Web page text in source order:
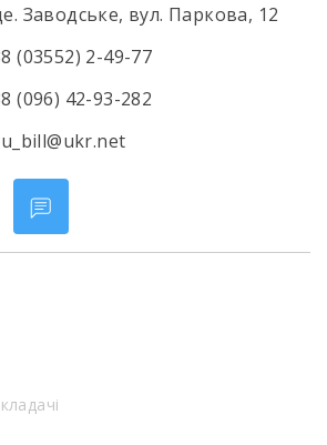
Заводське, вул. Паркова, 12
(03552) 2-49-77
(096) 42-93-282